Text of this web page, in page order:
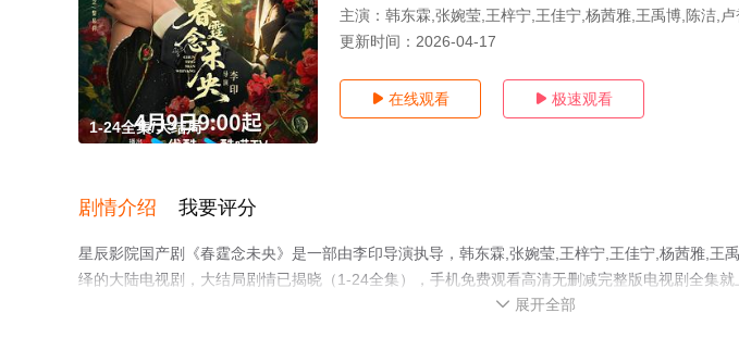
1-24全集/大结局
主演： 韩东霖,张婉莹,王梓宁,王佳宁,杨茜雅,王禹博,陈洁,
更新时间： 2026-04-17
 在线观看  极速观看
剧情介绍 我要评分
星辰影院国产剧《春霆念未央》是一部由李印导演执导，韩东霖,张婉莹,王梓宁,王佳宁,杨茜雅,王
绎的大陆电视剧，大结局剧情已揭晓（1-24全集），手机免费观看高清无删减完整版电视剧全集
 展开全部